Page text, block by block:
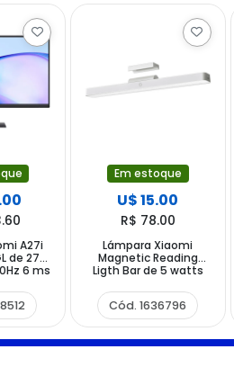
A27i
de 27"
6 ms
Em estoque
U$ 15.00
R$ 78.00
Lámpara Xiaomi
Magnetic Reading
Ligth Bar de 5 watts
Blanca
Cód. 1636796